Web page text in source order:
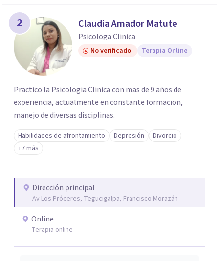
2 Claudia Amador Matute
Psicologa Clinica
No verificado Terapia Online
Practico la Psicologia Clinica con mas de 9 años de
experiencia, actualmente en constante formacion,
manejo de diversas disciplinas.
Habilidades de afrontamiento Depresión
Divorcio
+7 más
Dirección principal
Av Los Próceres, Tegucigalpa, Francisco Morazán
Online
Terapia online